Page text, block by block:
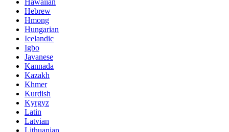
Hawaiian
Hebrew
Hmong
Hungarian
Icelandic
Igbo
Javanese
Kannada
Kazakh
Khmer
Kurdish
Kyrgyz
Latin
Latvian